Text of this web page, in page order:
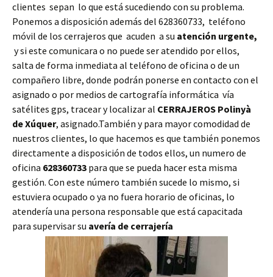
clientes sepan lo que está sucediendo con su problema.
Ponemos a disposición además del 628360733, teléfono
móvil de los cerrajeros que acuden a su atención urgente,
y si este comunicara o no puede ser atendido por ellos,
salta de forma inmediata al teléfono de oficina o de un
compañero libre, donde podrán ponerse en contacto con el
asignado o por medios de cartografía informática vía
satélites gps, tracear y localizar al CERRAJEROS Polinyà
de Xúquer, asignado.También y para mayor comodidad de
nuestros clientes, lo que hacemos es que también ponemos
directamente a disposición de todos ellos, un numero de
oficina 628360733 para que se pueda hacer esta misma
gestión. Con este número también sucede lo mismo, si
estuviera ocupado o ya no fuera horario de oficinas, lo
atendería una persona responsable que está capacitada
para supervisar su avería de cerrajería